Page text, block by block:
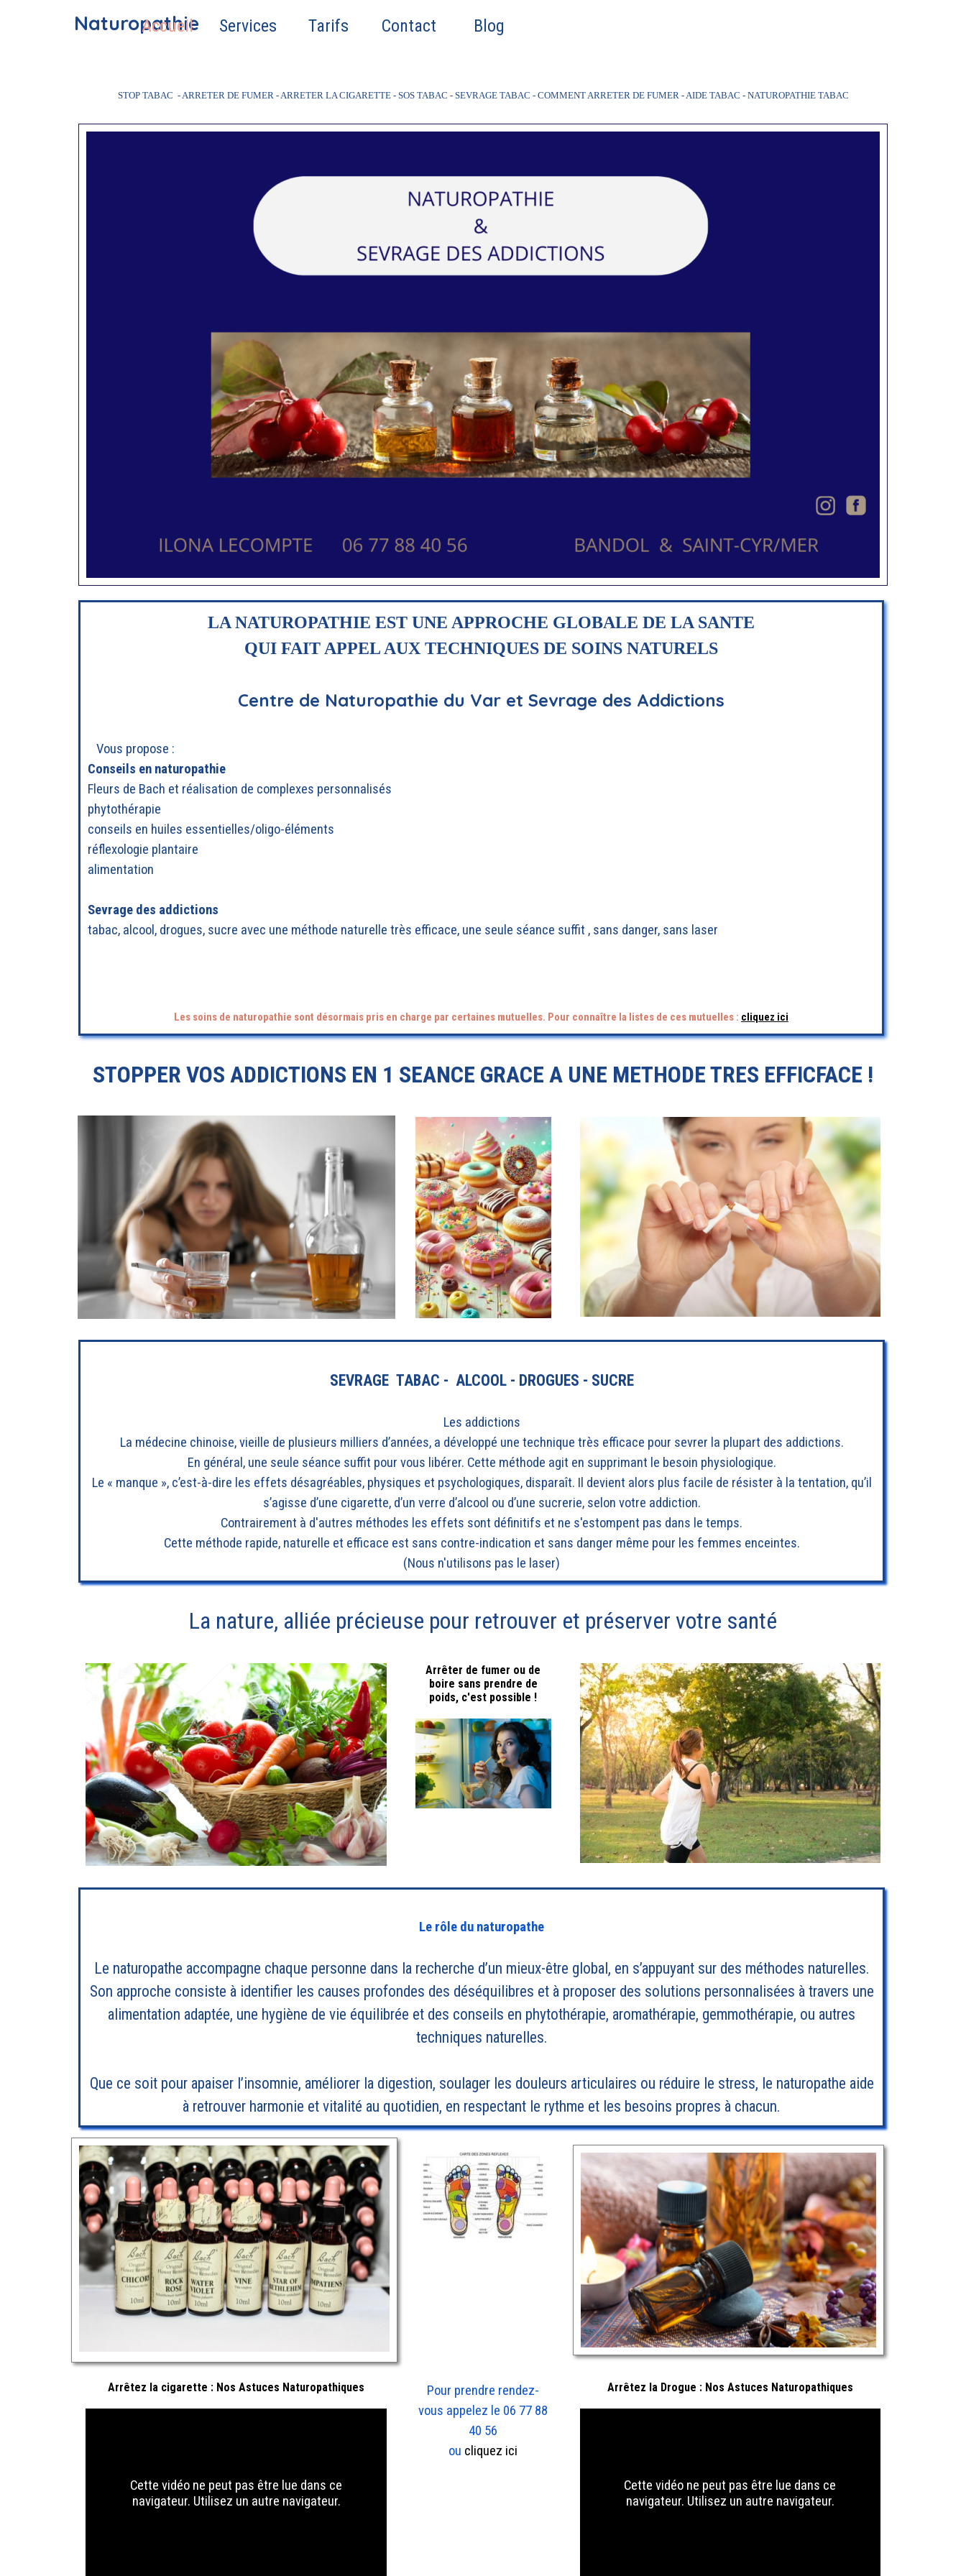
Naturopathie Sauter le menu
Accueil Services ▼
Tarifs ▼
Contact ▼
Blog
STOP TABAC  - ARRETER DE FUMER - ARRETER LA CIGARETTE - SOS TABAC - SEVRAGE TABAC - COMMENT ARRETER DE FUMER - AIDE TABAC - NATUROPATHIE TABAC
LA NATUROPATHIE EST UNE APPROCHE GLOBALE DE LA SANTE
QUI FAIT APPEL AUX TECHNIQUES DE SOINS NATURELS
Centre de Naturopathie du Var et Sevrage des Addictions
Vous propose :
Conseils en naturopathie
Fleurs de Bach et réalisation de complexes personnalisés
phytothérapie
conseils en huiles essentielles/oligo-éléments
réflexologie plantaire
alimentation
Sevrage des addictions
tabac, alcool, drogues, sucre avec une méthode naturelle très efficace, une seule séance suffit , sans danger, sans laser
Les soins de naturopathie sont désormais pris en charge par certaines mutuelles. Pour connaître la listes de ces mutuelles : cliquez ici
STOPPER VOS ADDICTIONS EN 1 SEANCE GRACE A UNE METHODE TRES EFFICFACE !
SEVRAGE TABAC - ALCOOL - DROGUES - SUCRE
Les addictions
La médecine chinoise, vieille de plusieurs milliers d’années, a développé une technique très efficace pour sevrer la plupart des addictions.
En général, une seule séance suffit pour vous libérer. Cette méthode agit en supprimant le besoin physiologique.
Le « manque », c’est-à-dire les effets désagréables, physiques et psychologiques, disparaît. Il devient alors plus facile de résister à la tentation, qu’il
s’agisse d’une cigarette, d’un verre d’alcool ou d’une sucrerie, selon votre addiction.
Contrairement à d'autres méthodes les effets sont définitifs et ne s'estompent pas dans le temps.
Cette méthode rapide, naturelle et efficace est sans contre-indication et sans danger même pour les femmes enceintes.
(Nous n'utilisons pas le laser)
La nature, alliée précieuse pour retrouver et préserver votre santé
Arrêter de fumer ou de
boire sans prendre de
poids, c'est possible !
Le rôle du naturopathe
Le naturopathe accompagne chaque personne dans la recherche d’un mieux-être global, en s’appuyant sur des méthodes naturelles.
Son approche consiste à identifier les causes profondes des déséquilibres et à proposer des solutions personnalisées à travers une
alimentation adaptée, une hygiène de vie équilibrée et des conseils en phytothérapie, aromathérapie, gemmothérapie, ou autres
techniques naturelles.
Que ce soit pour apaiser l’insomnie, améliorer la digestion, soulager les douleurs articulaires ou réduire le stress, le naturopathe aide
à retrouver harmonie et vitalité au quotidien, en respectant le rythme et les besoins propres à chacun.
Arrêtez la cigarette : Nos Astuces Naturopathiques
Cette vidéo ne peut pas être lue dans ce
navigateur. Utilisez un autre navigateur.
Pour prendre rendez-
vous appelez le 06 77 88
40 56
ou cliquez ici
Arrêtez la Drogue : Nos Astuces Naturopathiques
Cette vidéo ne peut pas être lue dans ce
navigateur. Utilisez un autre navigateur.